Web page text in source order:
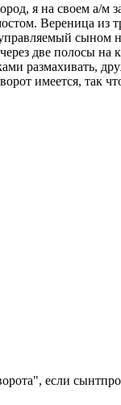
я на своем а/
Вереница
сыном
две полосы
размахивать,
имеется,
если